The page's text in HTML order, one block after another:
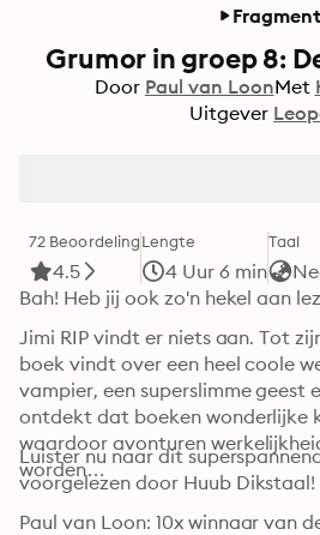
Fragment
Grumor in groep 8:
Door Paul van LoonMet
Uitgever
72 Beoordeling
4.5
Lengte
4 Uur 6 min
Taal
Bah! Heb jij ook zo'n hekel aan
Jimi RIP vindt er niets aan. Tot
boek vindt over een heel coole
vampier, een superslimme geest
ontdekt dat boeken wonderlijke
waardoor avonturen
worden…
Luister nu naar dit
voorgelezen door Huub Dikstaal!
Paul van Loon: 10x winnaar van